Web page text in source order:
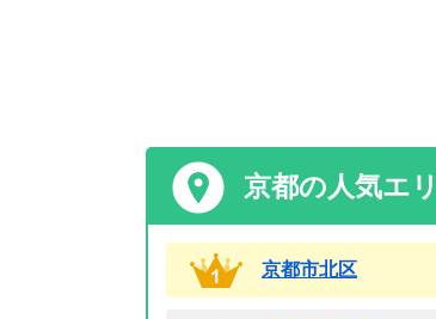
京都の人気エ
京都市北区